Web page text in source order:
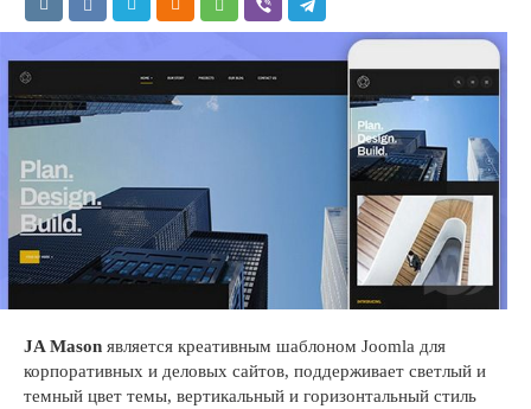
JA Mason является креативным шаблоном Joomla для
корпоративных и деловых сайтов, поддерживает светлый и
темный цвет темы, вертикальный и горизонтальный стиль